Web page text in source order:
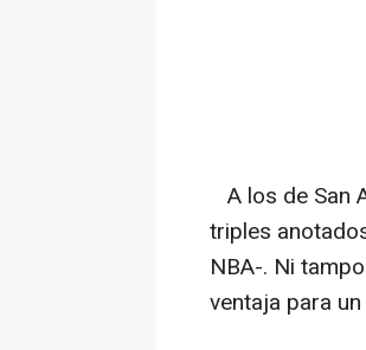
A los de San
triples
NBA-. Ni
ventaja para